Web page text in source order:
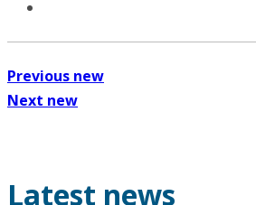
Previous new
Next new
Latest news